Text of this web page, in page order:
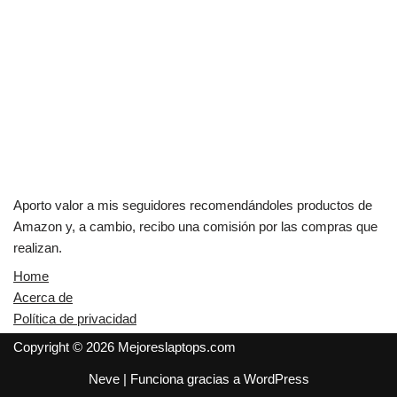
Aporto valor a mis seguidores recomendándoles productos de
Amazon y, a cambio, recibo una comisión por las compras que
realizan.
Home
Acerca de
Política de privacidad
Copyright © 2026 Mejoreslaptops.com
Neve| Funciona gracias a WordPress